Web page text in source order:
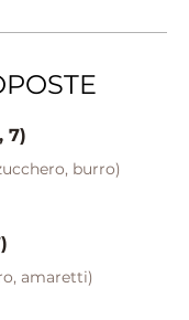
7)
burro)
amaretti)